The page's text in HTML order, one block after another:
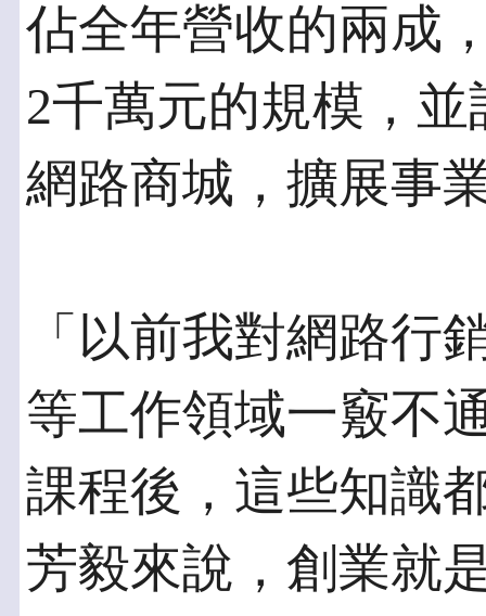
佔全年營收的兩成
2千萬元的規模，
網路商城，擴展事
「以前我對網路行
等工作領域一竅不
課程後，這些知識
芳毅來說，創業就